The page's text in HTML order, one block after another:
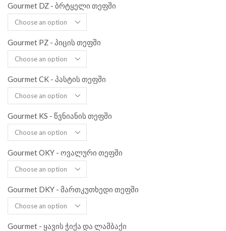
Gourmet DZ - ბრტყელი თეფში
Gourmet PZ - პიცის თეფში
Gourmet CK - პასტის თეფში
Gourmet KS - წვნიანის თეფში
Gourmet OKY - ოვალური თეფში
Gourmet DKY - მართკუთხედი თეფში
Gourmet - ყავის ჭიქა და ლამბაქი